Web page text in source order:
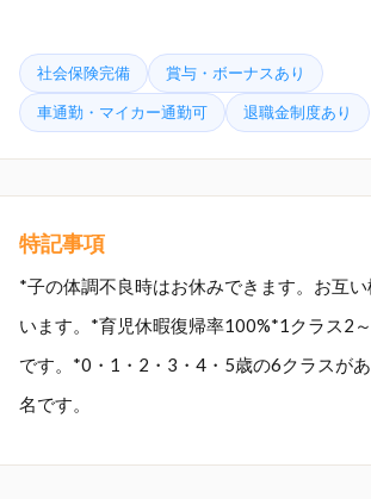
社会保険完備 賞与・ボーナスあり
車通勤・マイカー通勤可 退職金制度あり
特記事項
*子の体調不良時はお休みできます。お互
います。*育児休暇復帰率100%*1クラス2
です。*0・1・2・3・4・5歳の6クラスが
名です。